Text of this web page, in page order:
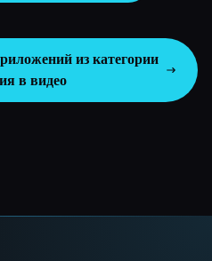
из категории
в видео